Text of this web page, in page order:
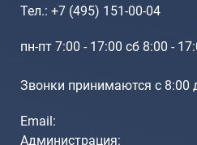
Сумки-
Сумки
Рюкзаки
Тел.: +7 (495) 151-00-04
пн-пт 7:00 - 17:00 сб 8:00 -
Звонки принимаются с 8:00
Email:
Администрация: